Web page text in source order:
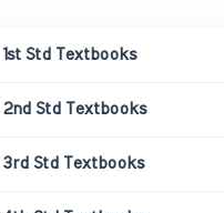
1st Std Textbooks
2nd Std Textbooks
3rd Std Textbooks